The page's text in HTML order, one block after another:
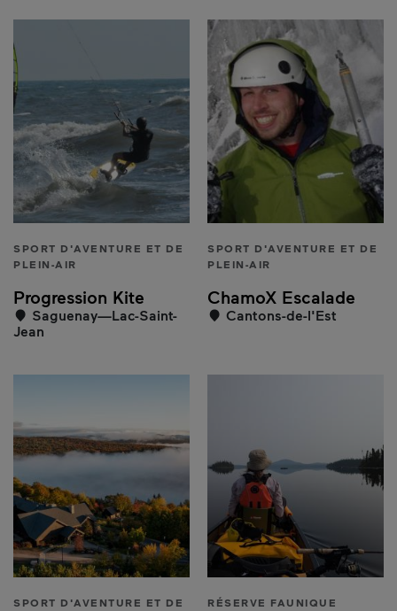
SPORT D'AVENTURE ET DE
PLEIN-AIR
Progression Kite
Saguenay—Lac-Saint-
Jean
SPORT D'AVENTURE ET DE
PLEIN-AIR
ChamoX Escalade
Cantons-de-l'Est
SPORT D'AVENTURE ET DE
RÉSERVE FAUNIQUE